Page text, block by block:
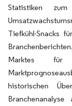
Statistiken
Tiefkühl-Snacks
Marktes für
historischen